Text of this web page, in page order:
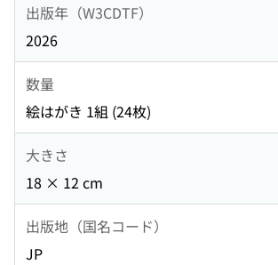
出版年（W3CDTF）
2026
数量
絵はがき 1組 (24枚)
大きさ
18 × 12 cm
出版地（国名コード）
JP